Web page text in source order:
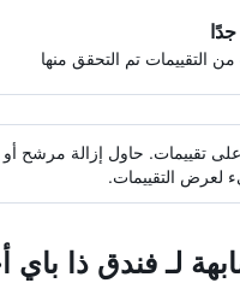
على تقييمات. حاول إزالة مرشح أو
التقييمات.
لـ فندق ذا باي